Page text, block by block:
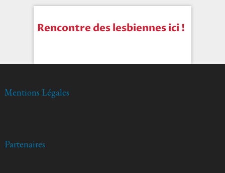
Rencontre des lesbiennes ici !
Mentions Légales
Partenaires